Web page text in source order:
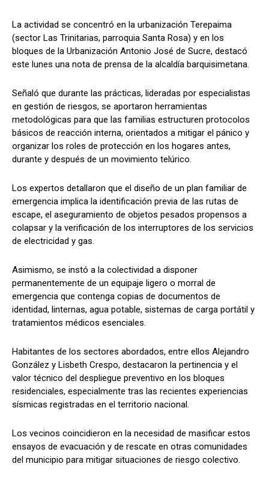
La actividad se concentró en la urbanización Terepaima
(sector Las Trinitarias, parroquia Santa Rosa) y en los
bloques de la Urbanización Antonio José de Sucre, destacó
este lunes una nota de prensa de la alcaldía barquisimetana.
Señaló que durante las prácticas, lideradas por especialistas
en gestión de riesgos, se aportaron herramientas
metodológicas para que las familias estructuren protocolos
básicos de reacción interna, orientados a mitigar el pánico y
organizar los roles de protección en los hogares antes,
durante y después de un movimiento telúrico.
​Los expertos detallaron que el diseño de un plan familiar de
emergencia implica la identificación previa de las rutas de
escape, el aseguramiento de objetos pesados propensos a
colapsar y la verificación de los interruptores de los servicios
de electricidad y gas.
Asimismo, se instó a la colectividad a disponer
permanentemente de un equipaje ligero o morral de
emergencia que contenga copias de documentos de
identidad, linternas, agua potable, sistemas de carga portátil y
tratamientos médicos esenciales.
​Habitantes de los sectores abordados, entre ellos Alejandro
González y Lisbeth Crespo, destacaron la pertinencia y el
valor técnico del despliegue preventivo en los bloques
residenciales, especialmente tras las recientes experiencias
sísmicas registradas en el territorio nacional.
Los vecinos coincidieron en la necesidad de masificar estos
ensayos de evacuación y de rescate en otras comunidades
del municipio para mitigar situaciones de riesgo colectivo.